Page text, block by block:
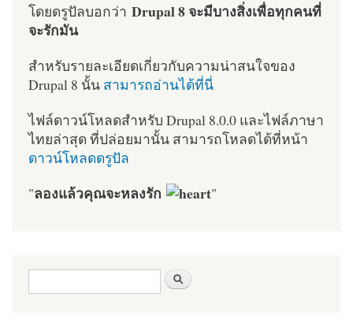
โดยดรูปัลบอกว่า Drupal 8 จะมีบางสิ่งเพื่อทุกคนที่
จะรักมัน
สำหรับรายละเอียดเกี่ยวกับความน่าสนใจของ
Drupal 8 นั้น สามารถอ่านได้ที่นี่
ไฟล์ดาวน์โหลดสำหรับ Drupal 8.0.0 และไฟล์ภาษา
ไทยล่าสุด ที่ปล่อยมานั้น สามารถโหลดได้ที่หน้า
ดาวน์โหลดดรูปัล
"ลองแล้วคุณจะหลงรัก "
ฟอร์มค้นหา